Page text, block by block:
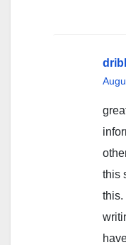
this
this.